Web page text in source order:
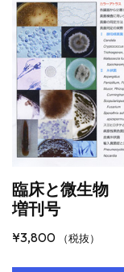
臨床と微生物
増刊号
¥3,800 （税抜）